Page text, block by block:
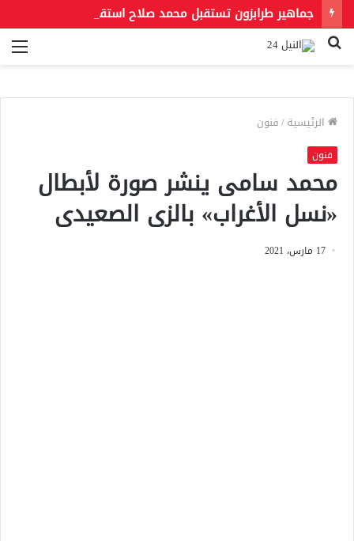
بحث
الرئيسية/فنون
فنون
محمد سامى ينشر صورة لأبطال
«نسل الأغراب» بالزى الصعيدى
17 مارس، 2021